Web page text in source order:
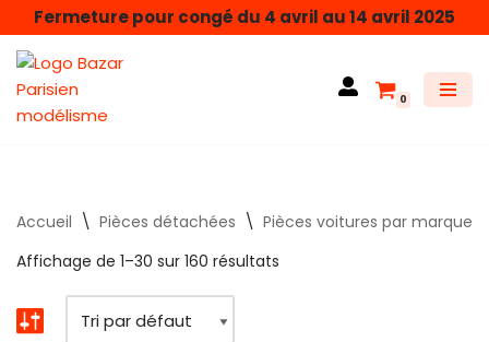
Aller
au
contenu
Fermeture pour congé du 4 avril au 14 avril 2025
0
Accueil \ Pièces détachées \ Pièces voitures par marque
Affichage de 1–30 sur 160 résultats